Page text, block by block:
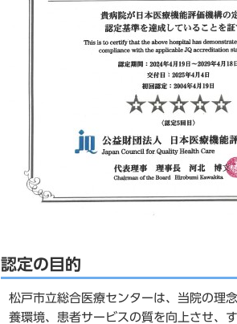
認定の目的
松戸市立総合医療センターは、当院の理
養環境、患者サービスの質を向上させ、